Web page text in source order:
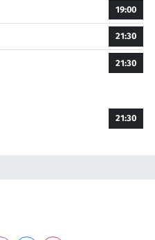
19:00
21:30
21:30
21:30